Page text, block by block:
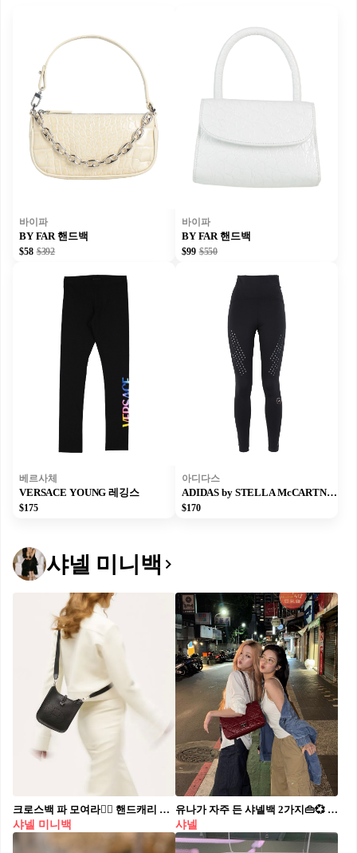
바이파
BY FAR 핸드백
$58 $392
바이파
BY FAR 핸드백
$99 $550
베르사체
VERSACE YOUNG 레깅스
$175
아디다스
ADIDAS by STELLA McCARTNEY 레깅스
$170
샤넬 미니백
크로스백 파 모여라🙋‍♀️ 핸드캐리 백이 불편한 분들 계시죠? 그런 분들을 위해 크로스바디로 착용 가능해 두 손이 자유로울 수 있는 가방들을 준비했습니다! 실용성과 스타일을 모두 챙길 수 있는 명품 크로스백, 지금부터 살펴볼게요. 먼저 소개할 가방은 샤넬의 미니 클래식 핸드백, 일명 ‘뉴미니’입니다. 샤넬 하면 딱 떠오르는 클래식한 디자인이죠. 가격은 748만 원으로, 이 디자인이 가장 기본적인데 여기에 핸들이 달린 모델, 체인에 골드볼 디테일이 들어간 버전도 있어요. 진세연은 뉴미니 탑 핸들 버전을 크로스바디로 매치했는데, 캐주얼하면서도 우아한 느낌이 돋보이네요. 두 번째는 Chanel Mini Shopping Bag, 흔히 켈리백이라 불리는 가방입니다. 가격은 696만 원. 클래식한 실루엣과 탄탄한 구조 덕분에 포멀한 룩에도 잘 어울리는 가방이죠. 제니는 이 가방을 손에 들고 연출했는데, 뉴진스 민지는 마이크로 사이즈를 크로스로 매치해 귀여운 느낌을 살렸어요. 크기에 따라 확실히 다른 분위기가 연출되는 가방입니다. 샤넬을 지나 이번엔 에르메스로 가볼까요? 미니 에블린은 크로스백 하면 빠질 수 없는 가방이죠. 가격은 351만 원으로 비교적 합리적인 편이며, 에르메스의 시그니처 컬러인 골드, 누아(블랙), 레몬, 블루 등 다양한 컬러 옵션을 갖추고 있어 선택의 폭도 넓습니다. 정장부터 캐주얼까지 어떤 스타일에도 자연스럽게 어울려 활용도가 높은 모델이에요. 마지막으로 소개할 가방은 트와이스 나연도 착용한 에르메스 미니 린디 백입니다. 가격은 1,131만 원. 독특한 구조 덕분에 토트백으로도, 크로스백으로도 연출할 수 있는 하이엔드 아이템이죠. 둥근 실루엣과 부드러운 가죽이 조화를 이루어 스타일링에 우아함을 더해줍니다. 나연은 공항 패션으로 이 가방을 선택했는데, 어두운 컬러에 트윌리와 키링을 활용해 ‘백꾸’(백 꾸미기)를 연출한 점이 눈에 띄네요! 이렇게 샤넬부터 에르메스까지, 크로스바디로 활용 가능한 명품 백들을 소개해봤습니다. 실용성까지 챙길 수 있는 가방을 찾고 계셨다면, 이번 리스트에서 마음에 드는 아이템이 있었을지도 모르겠네요. 어떤 스타일이든 부담 없이 매치할 수 있는 크로스백, 여러분의 최애는 어떤 가방인가요? 😊
샤넬 미니백
유나가 자주 든 샤넬백 2가지👜💞 클래식도 러블리도 다 잘 어울리는 사람✨ 유나가 자주 착용한 2가지 샤넬백 스타일을 소개합니다. 1. 샤넬 2.55 라지 플립백 플랩 디자인과 체인 스트랩이 특징인 샤넬 2.55는 퀼팅 가죽과 빈티지한 무드가 돋보이는 클래식한 아이템입니다. 화이트 셔츠와 데님 재킷을 활용한 캐주얼한 착장 부터, 스트라이프 티셔츠에 데님 팬츠를 매치한 베이식한 룩까지 다양한 스타일에 샤넬백으로 포인트를 주었습니다. 2. 샤넬 탑핸들 미니 플랩백 라이트 핑크 탑핸들과 체인 스트랩이 달린 미니 플랩백은 콤팩트한 크기와 귀여운 실루엣이 매력적인 아이템입니다. 부드러운 램스킨에 파스텔 핑크 컬러가 더해져 사랑스러운 분위기를 완성하며, 레이스 쇼츠와 루즈한 티셔츠에 크로스로 매치해 포인트를 더했습니다.
샤넬